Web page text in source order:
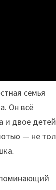
семья
Он всё
и двое
— не